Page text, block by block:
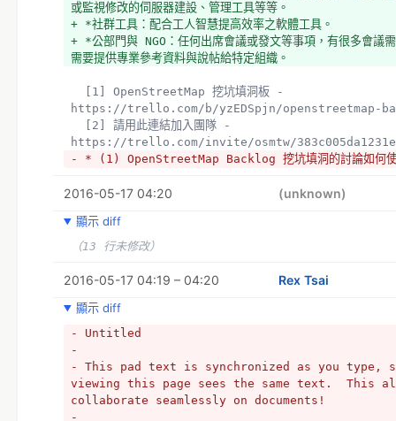
或監視修改的伺服器建設、管理工具等等。
+ *社群工具：配合工人智慧提高效率之軟體工具。
+ *公部門與 NGO：任何出席會議或發文等事項，有很多會議
需要提供專業參考資料與說帖給特定組織。
https://trello.com/b/yzEDSpjn/openstreetmap-
https://trello.com/invite/osmtw/
- * (1) OpenStreetMap Backlog 挖坑填洞的討論如
+ [3] 討論如何使用 Label | Trello -
2016-05-17 04:20 (unknown)
顯示 diff
（13 行未修改）
2016-05-17 04:19 – 04:20 Rex Tsai
顯示 diff
- Untitled
-
- This pad text is synchronized as you type,
viewing this page sees the same text.  This
collaborate seamlessly on documents!
-